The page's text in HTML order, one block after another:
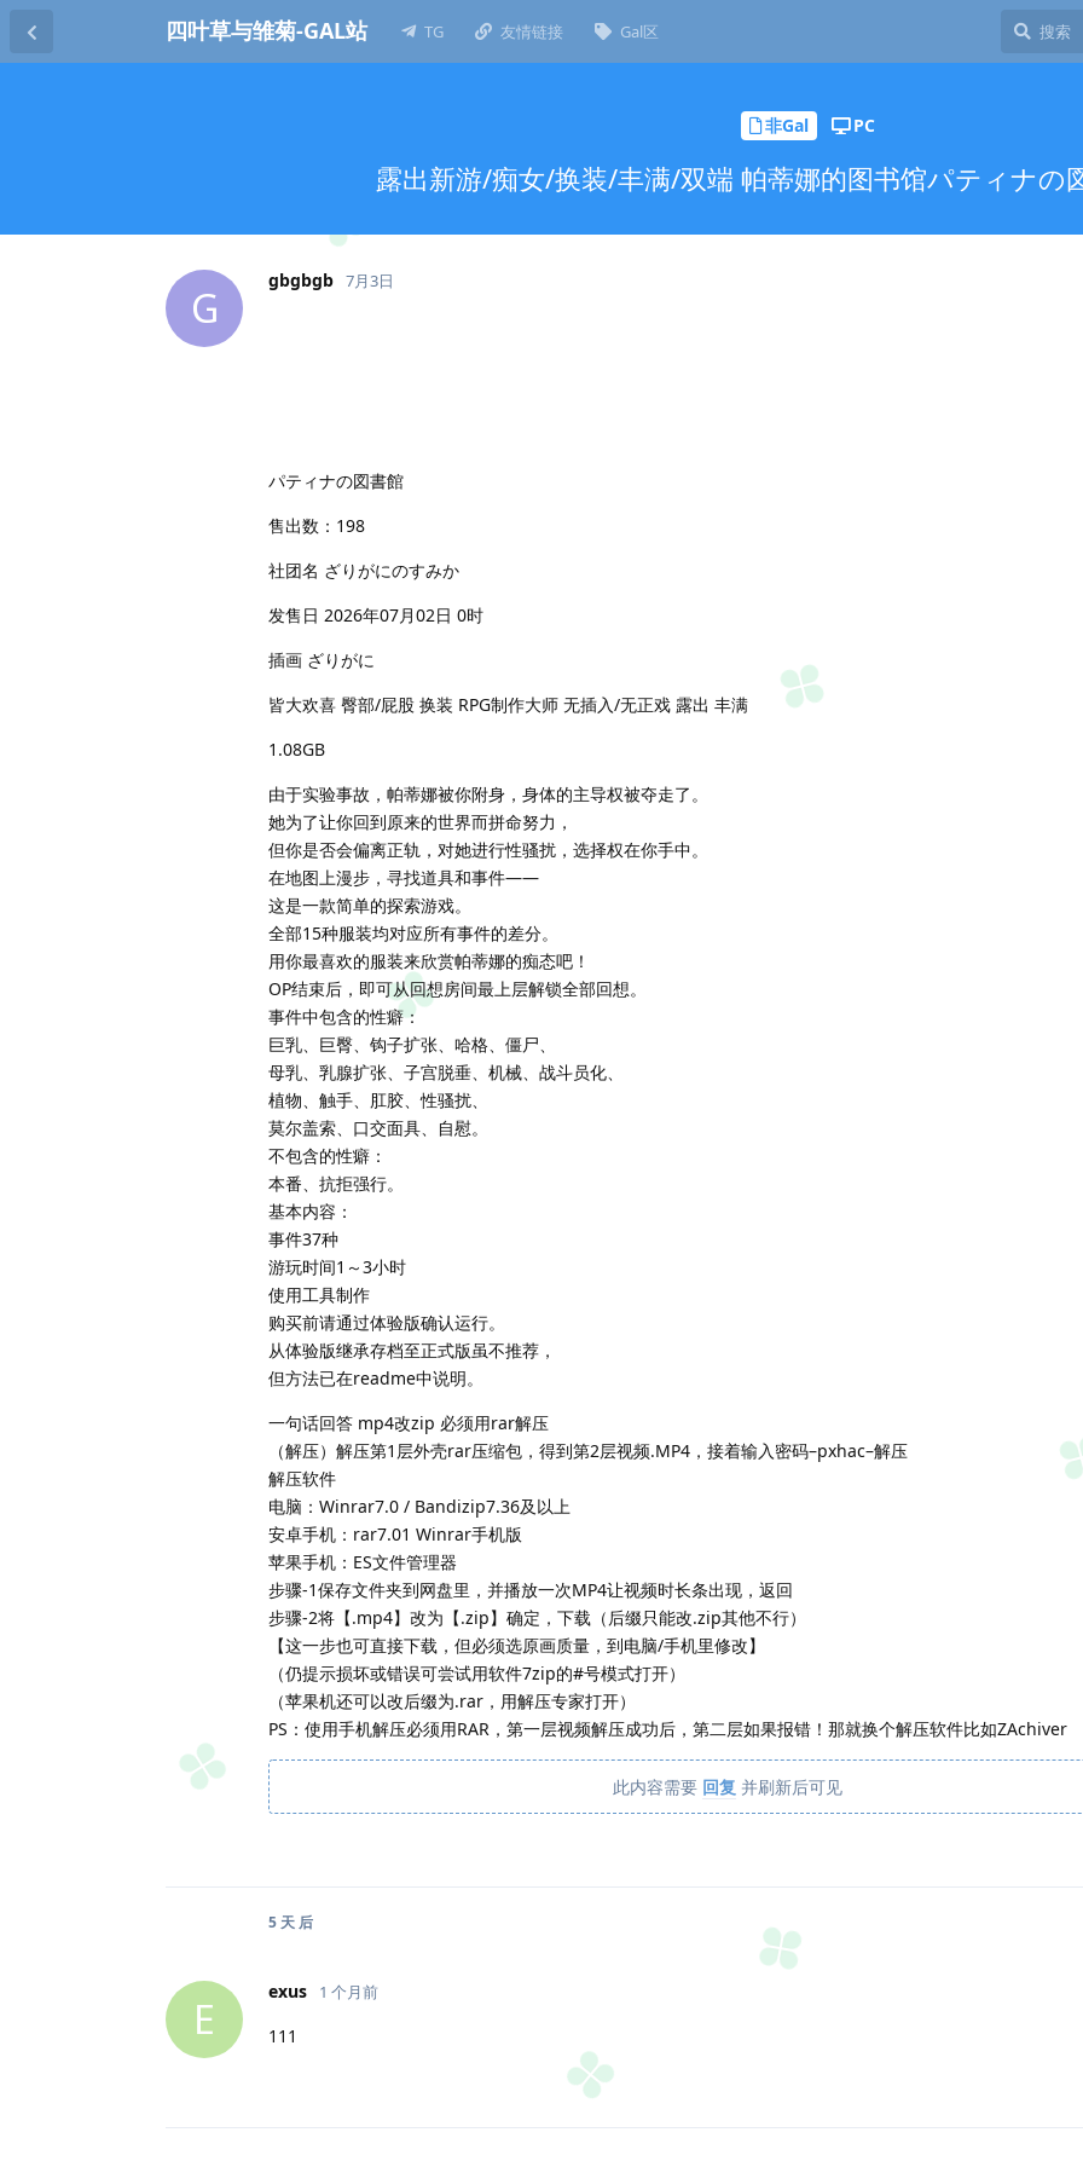
四叶草与雏菊-GAL站 TG 友情链接 Gal区
非Gal PC
露出新游/痴女/换装/丰满/双端 帕蒂娜的图书馆パティナの
G
gbgbgb 7月3日
パティナの図書館
售出数：198
社团名 ざりがにのすみか
发售日 2026年07月02日 0时
插画 ざりがに
皆大欢喜 臀部/屁股 换装 RPG制作大师 无插入/无正戏 露出 丰满
1.08GB
由于实验事故，帕蒂娜被你附身，身体的主导权被夺走了。
她为了让你回到原来的世界而拼命努力，
但你是否会偏离正轨，对她进行性骚扰，选择权在你手中。
在地图上漫步，寻找道具和事件——
这是一款简单的探索游戏。
全部15种服装均对应所有事件的差分。
用你最喜欢的服装来欣赏帕蒂娜的痴态吧！
OP结束后，即可从回想房间最上层解锁全部回想。
事件中包含的性癖：
巨乳、巨臀、钩子扩张、哈格、僵尸、
母乳、乳腺扩张、子宫脱垂、机械、战斗员化、
植物、触手、肛胶、性骚扰、
莫尔盖索、口交面具、自慰。
不包含的性癖：
本番、抗拒强行。
基本内容：
事件37种
游玩时间1～3小时
使用工具制作
购买前请通过体验版确认运行。
从体验版继承存档至正式版虽不推荐，
但方法已在readme中说明。
一句话回答 mp4改zip 必须用rar解压
（解压）解压第1层外壳rar压缩包，得到第2层视频.MP4，接着输入密码–pxhac–解压
解压软件
电脑：Winrar7.0 / Bandizip7.36及以上
安卓手机：rar7.01 Winrar手机版
苹果手机：ES文件管理器
步骤-1保存文件夹到网盘里，并播放一次MP4让视频时长条出现，返回
步骤-2将【.mp4】改为【.zip】确定，下载（后缀只能改.zip其他不行）
【这一步也可直接下载，但必须选原画质量，到电脑/手机里修改】
（仍提示损坏或错误可尝试用软件7zip的#号模式打开）
（苹果机还可以改后缀为.rar，用解压专家打开）
PS：使用手机解压必须用RAR，第一层视频解压成功后，第二层如果报错！那就换个解压软件比如ZAchiver
此内容需要 回复 并刷新后可见
5 天 后
E
exus 1 个月前
111